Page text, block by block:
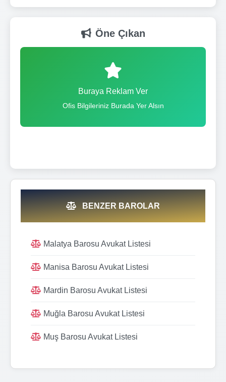
Öne Çıkan
Buraya Reklam Ver
Ofis Bilgileriniz Burada Yer Alsın
BENZER BAROLAR
Malatya Barosu Avukat Listesi
Manisa Barosu Avukat Listesi
Mardin Barosu Avukat Listesi
Muğla Barosu Avukat Listesi
Muş Barosu Avukat Listesi